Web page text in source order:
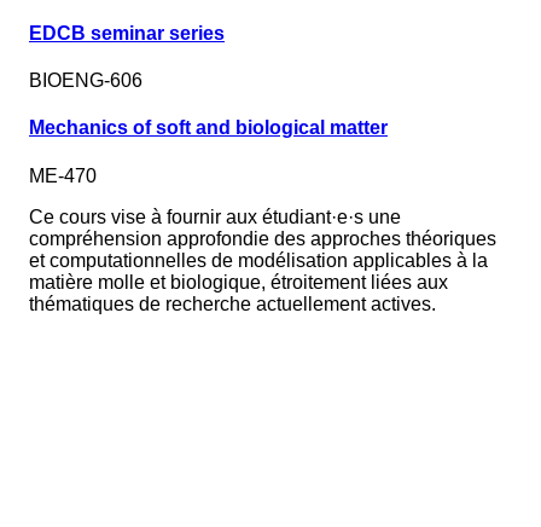
EDCB seminar series
BIOENG-606
Mechanics of soft and biological matter
ME-470
Ce cours vise à fournir aux étudiant·e·s une
compréhension approfondie des approches théoriques
et computationnelles de modélisation applicables à la
matière molle et biologique, étroitement liées aux
thématiques de recherche actuellement actives.